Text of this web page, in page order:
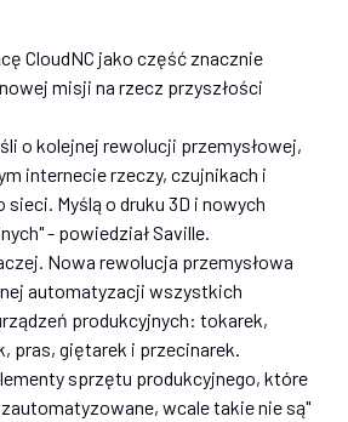
CloudNC jako część znacznie
misji na rzecz przyszłości
o kolejnej rewolucji przemysłowej,
internecie rzeczy, czujnikach i
sieci. Myślą o druku 3D i nowych
- powiedział Saville.
Nowa rewolucja przemysłowa
automatyzacji wszystkich
produkcyjnych: tokarek,
pras, giętarek i przecinarek.
sprzętu produkcyjnego, które
wcale takie nie są"